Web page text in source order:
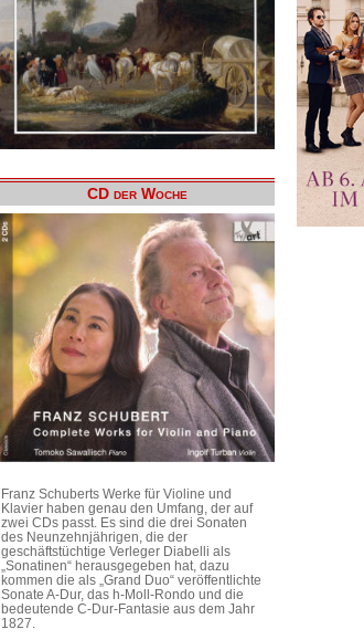
CD der Woche
Franz Schuberts Werke für Violine und
Klavier haben genau den Umfang, der auf
zwei CDs passt. Es sind die drei Sonaten
des Neunzehnjährigen, die der
geschäftstüchtige Verleger Diabelli als
„Sonatinen“ herausgegeben hat, dazu
kommen die als „Grand Duo“ veröffentlichte
Sonate A-Dur, das h-Moll-Rondo und die
bedeutende C-Dur-Fantasie aus dem Jahr
1827.